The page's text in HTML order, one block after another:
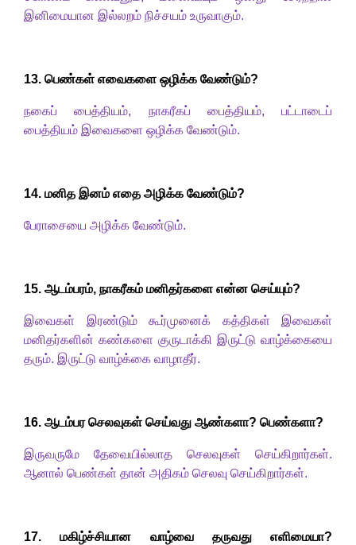
இனிமையான இல்லறம் நிச்சயம் உருவாகும்.
13. பெண்கள் எவைகளை ஒழிக்க வேண்டும்?
நகைப் பைத்தியம், நாகரீகப் பைத்தியம், பட்டாடைப்
பைத்தியம் இவைகளை ஒழிக்க வேண்டும்.
14. மனித இனம் எதை அழிக்க வேண்டும்?
பேராசையை அழிக்க வேண்டும்.
15. ஆடம்பரம், நாகரீகம் மனிதர்களை என்ன செய்யும்?
இவைகள் இரண்டும் கூர்முனைக் கத்திகள் இவைகள்
மனிதர்களின் கண்களை குருடாக்கி இருட்டு வாழ்க்கையை
தரும். இருட்டு வாழ்க்கை வாழாதீர்.
16. ஆடம்பர செலவுகள் செய்வது ஆண்களா? பெண்களா?
இருவருமே தேவையில்லாத செலவுகள் செய்கிறார்கள்.
ஆனால் பெண்கள் தான் அதிகம் செலவு செய்கிறார்கள்.
17. மகிழ்ச்சியான வாழ்வை தருவது எளிமையா?